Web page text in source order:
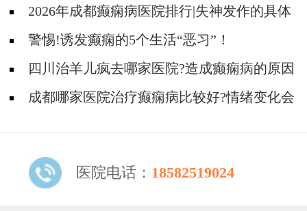
痫?2026年成都癫痫病医院排行|失神发作的具体
原因是什么？
警惕!诱发癫痫的5个生活“恶习”！
四川治羊儿疯去哪家医院?造成癫痫病的原因
还有哪些?
成都哪家医院治疗癫痫病比较好?情绪变化会
医院电话： 18582519024